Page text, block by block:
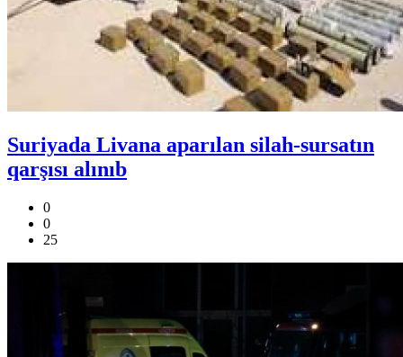
Suriyada Livana aparılan silah-sursatın
qarşısı alınıb
0
0
25